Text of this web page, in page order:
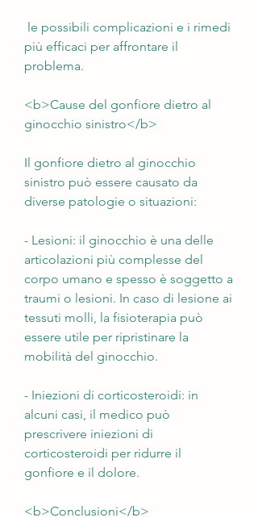
più efficaci per affrontare il
problema.
<b>Cause del gonfiore dietro al
ginocchio sinistro</b>
Il gonfiore dietro al ginocchio
sinistro può essere causato da
diverse patologie o situazioni:
- Lesioni: il ginocchio è una delle
articolazioni più complesse del
corpo umano e spesso è soggetto a
traumi o lesioni. In caso di lesione ai
tessuti molli, la fisioterapia può
essere utile per ripristinare la
mobilità del ginocchio.
- Iniezioni di corticosteroidi: in
alcuni casi, il medico può
prescrivere iniezioni di
corticosteroidi per ridurre il
gonfiore e il dolore.
<b>Conclusioni</b>